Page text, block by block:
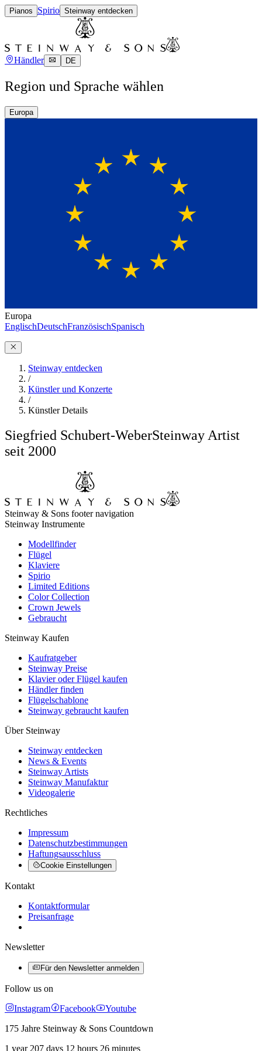
Pianos Spirio Steinway entdecken
Händler DE
Region und Sprache wählen
Europa
Europa
EnglischDeutschFranzösischSpanisch
Steinway entdecken
/
Künstler und Konzerte
/
Künstler Details
Siegfried Schubert-WeberSteinway Artist
seit 2000
Steinway & Sons footer navigation
Steinway Instrumente
Modellfinder
Flügel
Klaviere
Spirio
Limited Editions
Color Collection
Crown Jewels
Gebraucht
Steinway Kaufen
Kaufratgeber
Steinway Preise
Klavier oder Flügel kaufen
Händler finden
Flügelschablone
Steinway gebraucht kaufen
Über Steinway
Steinway entdecken
News & Events
Steinway Artists
Steinway Manufaktur
Videogalerie
Rechtliches
Impressum
Datenschutzbestimmungen
Haftungsausschluss
Cookie Einstellungen
Kontakt
Kontaktformular
Preisanfrage
Newsletter
Für den Newsletter anmelden
Follow us on
Instagram
Facebook
Youtube
175 Jahre Steinway & Sons Countdown
1 year 207 days 12 hours 26 minutes